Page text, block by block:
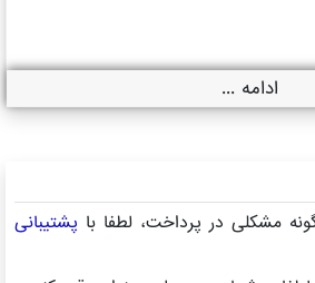
ادامه ...
پشتیبانی